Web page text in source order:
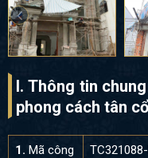
I. Thông tin
phong cách tân
1. Mã công